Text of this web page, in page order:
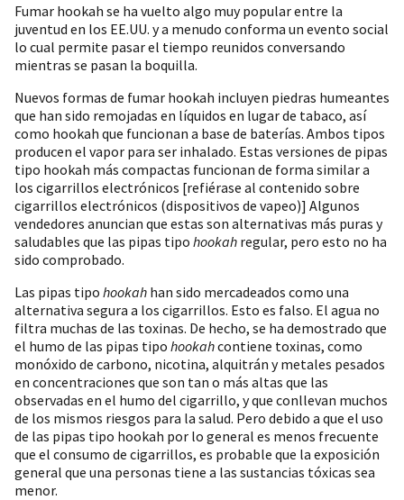
Fumar hookah se ha vuelto algo muy popular entre la
juventud en los EE.UU. y a menudo conforma un evento social
lo cual permite pasar el tiempo reunidos conversando
mientras se pasan la boquilla.
Nuevos formas de fumar hookah incluyen piedras humeantes
que han sido remojadas en líquidos en lugar de tabaco, así
como hookah que funcionan a base de baterías. Ambos tipos
producen el vapor para ser inhalado. Estas versiones de pipas
tipo hookah más compactas funcionan de forma similar a
los cigarrillos electrónicos [refiérase al contenido sobre
cigarrillos electrónicos (dispositivos de vapeo)] Algunos
vendedores anuncian que estas son alternativas más puras y
saludables que las pipas tipo hookah regular, pero esto no ha
sido comprobado.
Las pipas tipo hookah han sido mercadeados como una
alternativa segura a los cigarrillos. Esto es falso. El agua no
filtra muchas de las toxinas. De hecho, se ha demostrado que
el humo de las pipas tipo hookahcontiene toxinas, como
monóxido de carbono, nicotina, alquitrán y metales pesados
en concentraciones que son tan o más altas que las
observadas en el humo del cigarrillo, y que conllevan muchos
de los mismos riesgos para la salud. Pero debido a que el uso
de las pipas tipo hookah por lo general es menos frecuente
que el consumo de cigarrillos, es probable que la exposición
general que una personas tiene a las sustancias tóxicas sea
menor.